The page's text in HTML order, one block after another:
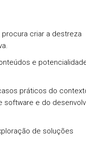
criar a destreza
e
práticos do
software e do
de soluções